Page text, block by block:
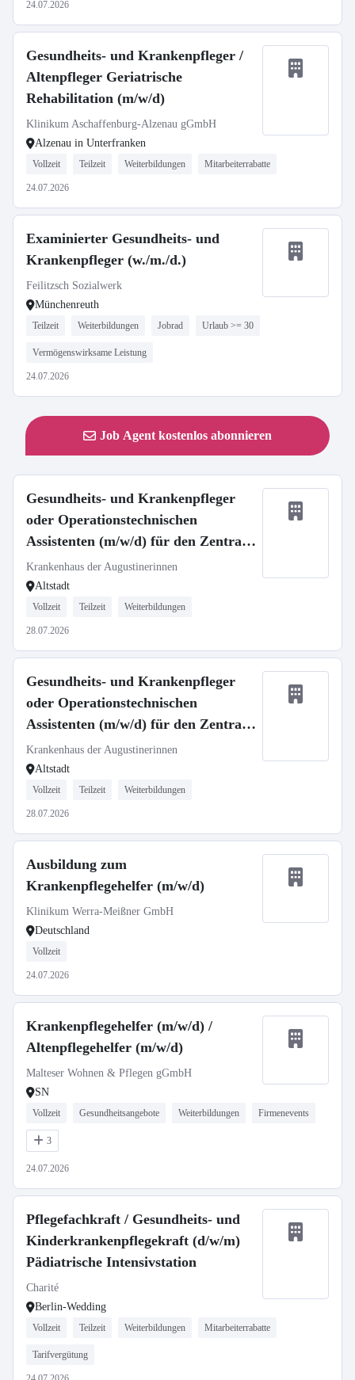
24.07.2026
Gesundheits- und Krankenpfleger /
Altenpfleger Geriatrische
Rehabilitation (m/w/d)
Klinikum Aschaffenburg-Alzenau gGmbH
Alzenau in Unterfranken
Vollzeit Teilzeit Weiterbildungen Mitarbeiterrabatte
24.07.2026
Examinierter Gesundheits- und
Krankenpfleger (w./m./d.)
Feilitzsch Sozialwerk
Münchenreuth
Teilzeit Weiterbildungen Jobrad Urlaub >= 30
Vermögenswirksame Leistung
24.07.2026
Job Agent kostenlos abonnieren
Gesundheits- und Krankenpfleger
oder Operationstechnischen
Assistenten (m/w/d) für den Zentral
OP - Neuaufbau unserer Spätdienste
Krankenhaus der Augustinerinnen
Altstadt
Vollzeit Teilzeit Weiterbildungen
28.07.2026
Gesundheits- und Krankenpfleger
oder Operationstechnischen
Assistenten (m/w/d) für den Zentral
OP - Neuaufbau unserer Flexidienste
Krankenhaus der Augustinerinnen
Altstadt
Vollzeit Teilzeit Weiterbildungen
28.07.2026
Ausbildung zum
Krankenpflegehelfer (m/w/d)
Klinikum Werra-Meißner GmbH
Deutschland
Vollzeit
24.07.2026
Krankenpflegehelfer (m/w/d) /
Altenpflegehelfer (m/w/d)
Malteser Wohnen & Pflegen gGmbH
SN
Vollzeit Gesundheitsangebote Weiterbildungen Firmenevents
3
24.07.2026
Pflegefachkraft / Gesundheits- und
Kinderkrankenpflegekraft (d/w/m)
Pädiatrische Intensivstation
Charité
Berlin-Wedding
Vollzeit Teilzeit Weiterbildungen Mitarbeiterrabatte
Tarifvergütung